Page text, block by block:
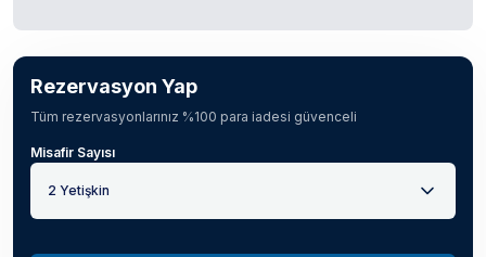
Rezervasyon Yap
Tüm rezervasyonlarınız %100 para iadesi güvenceli
Misafir Sayısı
2 Yetişkin